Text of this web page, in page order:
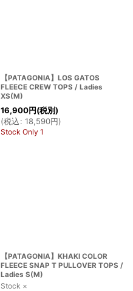
【PATAGONIA】LOS GATOS
FLEECE CREW TOPS / Ladies
XS(M)
16,900円(税別)
(税込: 18,590円)
Stock Only 1
【PATAGONIA】KHAKI COLOR
FLEECE SNAP T PULLOVER TOPS /
Ladies S(M)
Stock ×